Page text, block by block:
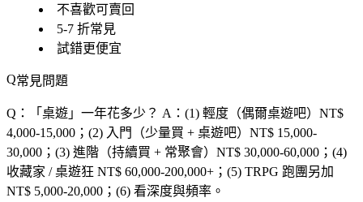
不喜歡可賣回
5-7 折常見
試錯更便宜
常見問題
Q：「 桌遊 」一年花多少？ A：(1) 輕度（偶爾桌遊吧）NT$
4,000-15,000；(2) 入門（少量買 + 桌遊吧）NT$ 15,000-
30,000；(3) 進階（持續買 + 常聚會）NT$ 30,000-60,000；(4)
收藏家 / 桌遊狂 NT$ 60,000-200,000+；(5) TRPG 跑團另加
NT$ 5,000-20,000；(6) 看深度與頻率。